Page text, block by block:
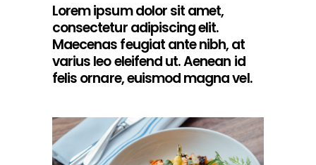
Lorem ipsum dolor sit amet,
consectetur adipiscing elit.
Maecenas feugiat ante nibh, at
varius leo eleifend ut. Aenean id
felis ornare, euismod magna vel.